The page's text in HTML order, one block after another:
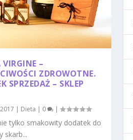
–
ZDROWOTNE.
SPRZEDAŻ – SKLEP
| Dieta | 0 |
tylko smakowity dodatek do
skarb...